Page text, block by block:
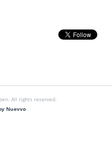
All rights reserved.
Nuevvo